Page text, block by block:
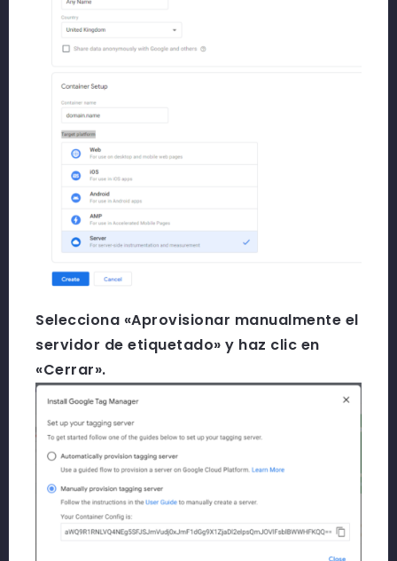
Selecciona «Aprovisionar manualmente el
servidor de etiquetado» y haz clic en
«Cerrar».